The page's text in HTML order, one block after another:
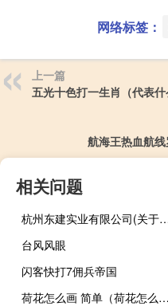
网络标签：
上一篇
五光十色打一生肖（代表什
航海王热血航
相关问题
杭州东建实业有限公司(关于杭州
台风风眼
闪客快打7佣兵帝国
荷花怎么画 简单（荷花怎么画）